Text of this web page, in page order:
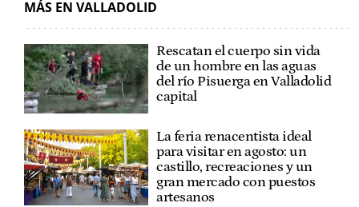
MÁS EN VALLADOLID
Rescatan el cuerpo sin vida
de un hombre en las aguas
del río Pisuerga en Valladolid
capital
La feria renacentista ideal
para visitar en agosto: un
castillo, recreaciones y un
gran mercado con puestos
artesanos